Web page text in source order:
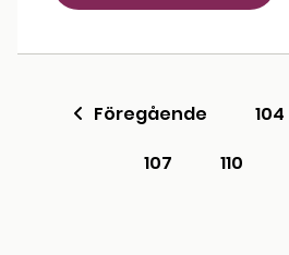
Föregående 104
107
110